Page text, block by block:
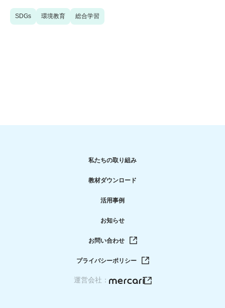
SDGs 環境教育 総合学習
私たちの取り組み
教材ダウンロード
活用事例
お知らせ
お問い合わせ
プライバシーポリシー
運営会社：